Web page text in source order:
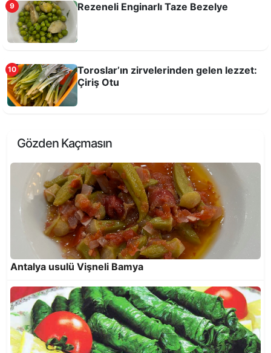
Bir Antalya Lezzeti; Ovalamaç
Rezeneli Enginarlı Taze Bezelye
9 Rezeneli Enginarlı Taze Bezelye
10
Toroslar’ın zirvelerinden gelen lezzet:
Çiriş Otu
Gözden Kaçmasın
Antalya usulü Vişneli Bamya